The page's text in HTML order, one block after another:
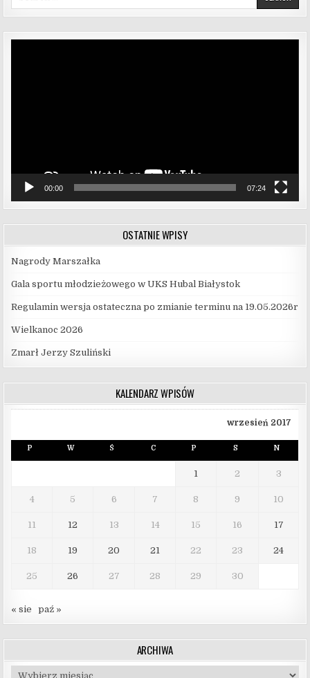
00:00 07:24
OSTATNIE WPISY
Nagrody Marszałka
Gala sportu młodzieżowego w UKS Hubal Białystok
Regulamin wersja ostateczna po zmianie terminu na 19.05.2026r
Wielkanoc 2026
Zmarł Jerzy Szuliński
KALENDARZ WPISÓW
wrzesień 2017
P W Ś C P S N
1 2 3
4 5 6 7 8 9 10
11 12 13 14 15 16 17
18 19 20 21 22 23 24
25 26 27 28 29 30
« sie paź »
ARCHIWA
Archiwa